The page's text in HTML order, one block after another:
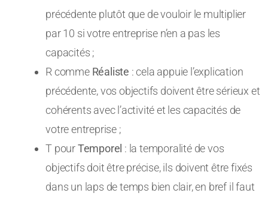
précédente plutôt que de vouloir le multiplier
par 10 si votre entreprise n’en a pas les
capacités ;
R comme Réaliste : cela appuie l’explication
précédente, vos objectifs doivent être sérieux et
cohérents avec l’activité et les capacités de
votre entreprise ;
T pourTemporel : la temporalité de vos
objectifs doit être précise, ils doivent être fixés
dans un laps de temps bien clair, en bref il faut